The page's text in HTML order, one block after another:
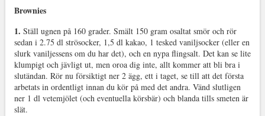
Brownies
1. Ställ ugnen på 160 grader. Smält 150 gram osaltat smör och rör
sedan i 2.75 dl strösocker, 1,5 dl kakao, 1 tesked vaniljsocker (eller en
slurk vaniljessens om du har det), och en nypa flingsalt. Det kan se lite
klumpigt och jävligt ut, men oroa dig inte, allt kommer att bli bra i
slutändan. Rör nu försiktigt ner 2 ägg, ett i taget, se till att det första
arbetats in ordentligt innan du kör på med det andra. Vänd slutligen
ner 1 dl vetemjölet (och eventuella körsbär) och blanda tills smeten är
slät.